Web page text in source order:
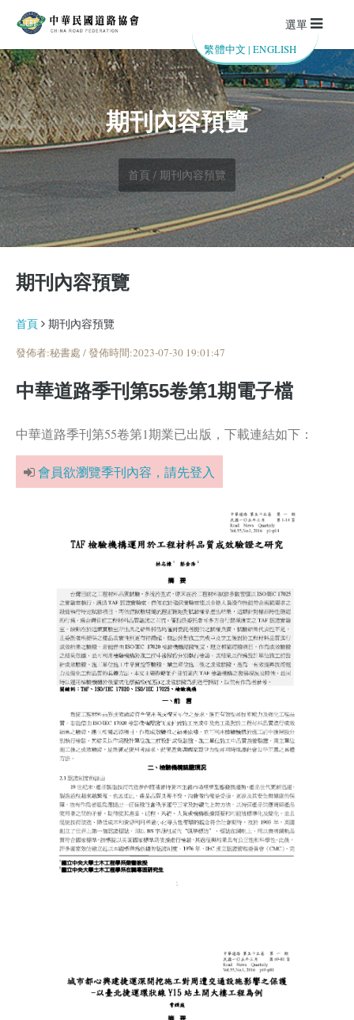
繁體中文 |ENGLISH
選單
期刊內容預覽
首頁 / 期刊內容預覽
期刊內容預覽
首頁 期刊內容預覽
發佈者:秘書處 / 發佈時間:2023-07-30 19:01:47
中華道路季刊第55卷第1期電子檔
中華道路季刊第55卷第1期業已出版，下載連結如下：
會員欲瀏覽季刊內容，請先登入